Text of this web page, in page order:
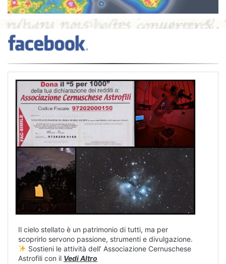
Il cielo stellato è un patrimonio di tutti, ma per
scoprirlo servono passione, strumenti e divulgazione.
Sostieni le attività dell’ Associazione Cernuschese
Visualizza su Facebook